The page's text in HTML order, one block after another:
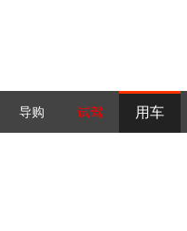
导购 试驾 用车